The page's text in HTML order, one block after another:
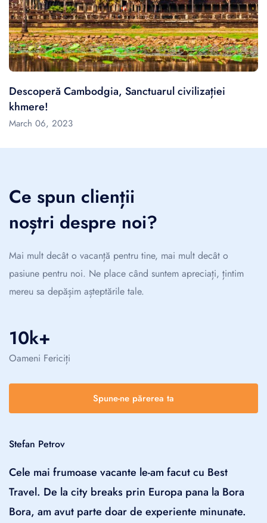
Descoperă Cambodgia, Sanctuarul civilizației
khmere!
March 06, 2023
Ce spun clienții
noștri despre noi?
Mai mult decât o vacanță pentru tine, mai mult decât o
pasiune pentru noi. Ne place când suntem apreciați, țintim
mereu sa depășim așteptările tale.
10k+
Oameni Fericiți
Spune-ne părerea ta
Stefan Petrov
Cele mai frumoase vacante le-am facut cu Best
Travel. De la city breaks prin Europa pana la Bora
Bora, am avut parte doar de experiente minunate.